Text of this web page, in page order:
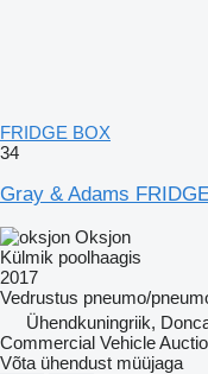
FRIDGE BOX
34
Gray & Adams
Oksjon
Külmik poolhaagis
2017
Vedrustus pneumo/
Ühendkuningriik,
Commercial Vehicle
Võta ühendust müüjaga